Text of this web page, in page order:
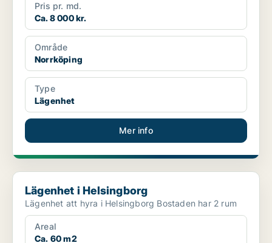
Pris pr. md.
Ca. 8 000 kr.
Område
Norrköping
Type
Lägenhet
Mer info
Lägenhet i Helsingborg
Lägenhet i Helsingborg
Lägenhet att hyra i Helsingborg Bostaden har 2 rum
Areal
Ca. 60 m2